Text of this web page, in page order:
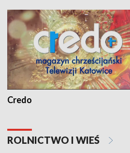
Credo
ROLNICTWO I WIEŚ